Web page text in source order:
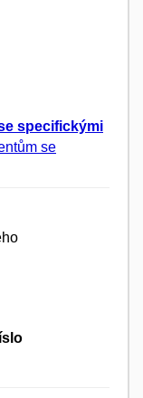
specifickými
se